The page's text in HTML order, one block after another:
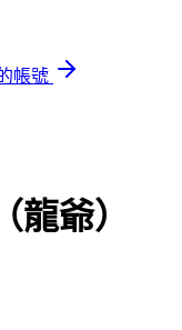
帳號
龍爺）